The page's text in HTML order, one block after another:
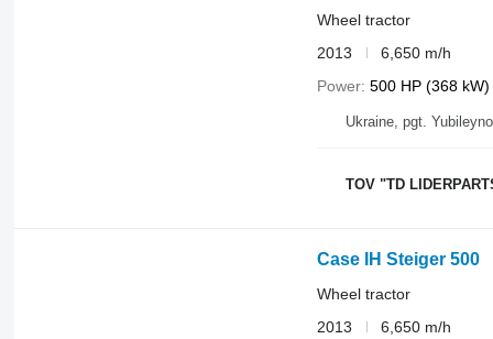
Wheel tractor
2013
6,650 m/h
Power 500 HP (368 kW)
Ukraine, pgt.
TOV "TD
Case IH Steiger 500
Wheel tractor
2013
6,650 m/h